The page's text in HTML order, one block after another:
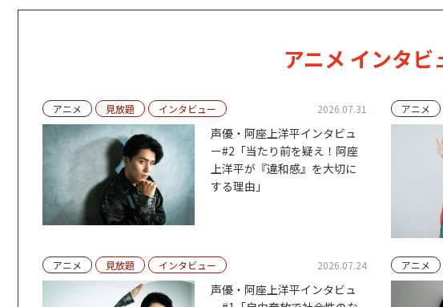
アニメ インタビ
アニメ 見放題 インタビュー 2026.07.31
声優・阿座上洋平インタビュ
ー#2「当たり前を疑え！阿座
上洋平が『違和感』を大切に
する理由」
アニメ
アニメ 見放題 インタビュー 2026.07.24
声優・阿座上洋平インタビュ
アニメ